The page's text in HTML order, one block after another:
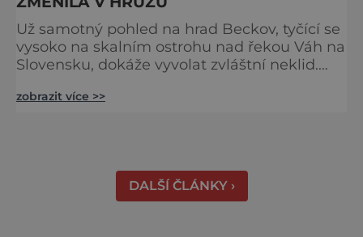
Už samotný pohled na hrad Beckov, tyčící se
vysoko na skalním ostrohu nad řekou Váh na
Slovensku, dokáže vyvolat zvláštní neklid.
výhled do krajiny, se staly i svědky tragédie –
zrnko pravdy. Většina z nich vypráví o t
zobrazit více >>
DALŠÍ ČLÁNKY ›